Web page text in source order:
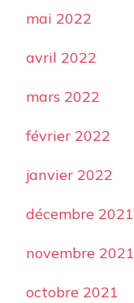
mai 2022
avril 2022
mars 2022
février 2022
janvier 2022
décembre 2021
novembre 2021
octobre 2021